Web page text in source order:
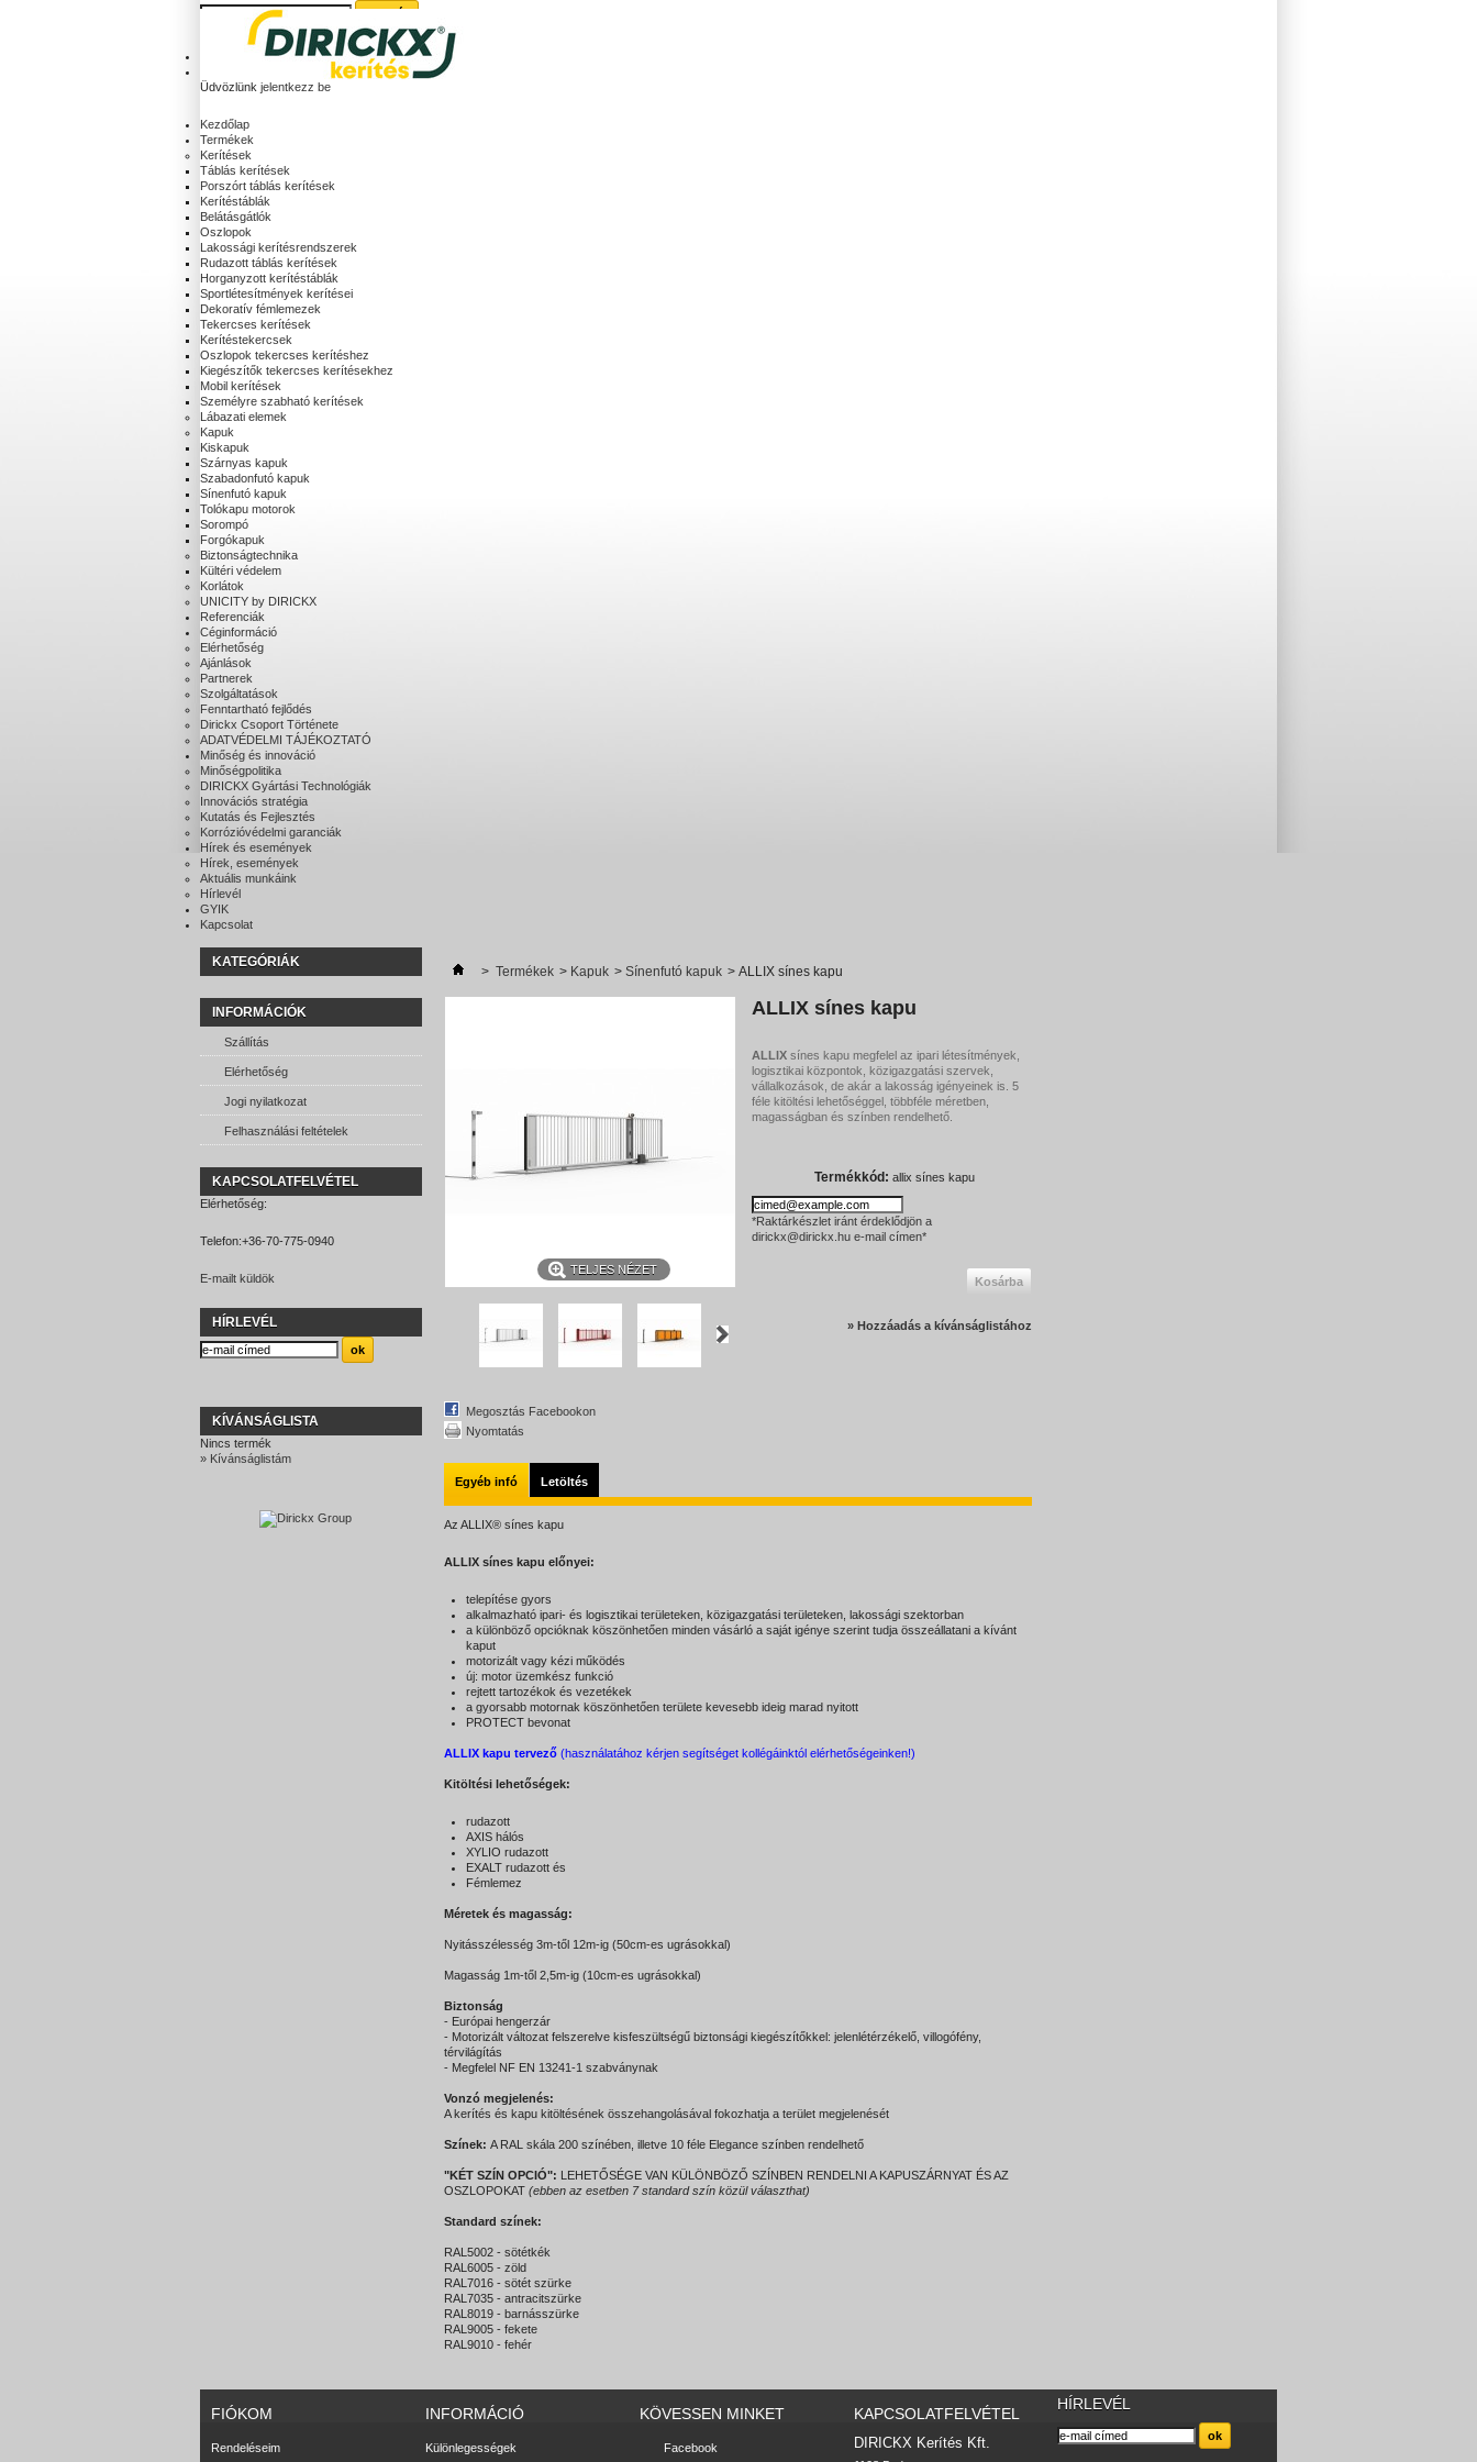
(üres)
Üdvözlünk jelentkezz be
Kezdőlap
Termékek
Kerítések
Táblás kerítések
Porszórt táblás kerítések
Kerítéstáblák
Belátásgátlók
Oszlopok
Lakossági kerítésrendszerek
Rudazott táblás kerítések
Horganyzott kerítéstáblák
Sportlétesítmények kerítései
Dekoratív fémlemezek
Tekercses kerítések
Kerítéstekercsek
Oszlopok tekercses kerítéshez
Kiegészítők tekercses kerítésekhez
Mobil kerítések
Személyre szabható kerítések
Lábazati elemek
Kapuk
Kiskapuk
Szárnyas kapuk
Szabadonfutó kapuk
Sínenfutó kapuk
Tolókapu motorok
Sorompó
Forgókapuk
Biztonságtechnika
Kültéri védelem
Korlátok
UNICITY by DIRICKX
Referenciák
Céginformáció
Elérhetőség
Ajánlások
Partnerek
Szolgáltatások
Fenntartható fejlődés
Dirickx Csoport Története
ADATVÉDELMI TÁJÉKOZTATÓ
Minőség és innováció
Minőségpolitika
DIRICKX Gyártási Technológiák
Innovációs stratégia
Kutatás és Fejlesztés
Korrózióvédelmi garanciák
Hírek és események
Hírek, események
Aktuális munkáink
Hírlevél
GYIK
Kapcsolat
KATEGÓRIÁK
INFORMÁCIÓK
Szállítás
Elérhetőség
Jogi nyilatkozat
Felhasználási feltételek
KAPCSOLATFELVÉTEL
Elérhetőség:
Telefon:+36-70-775-0940
E-mailt küldök
HÍRLEVÉL
KÍVÁNSÁGLISTA
Nincs termék
» Kívánságlistám
> Termékek > Kapuk > Sínenfutó kapuk > ALLIX sínes kapu
TELJES NÉZET
Megosztás Facebookon
Nyomtatás
ALLIX sínes kapu
ALLIX sínes kapu megfelel az ipari létesítmények,
logisztikai központok, közigazgatási szervek,
vállalkozások, de akár a lakosság igényeinek is. 5
féle kitöltési lehetőséggel, többféle méretben,
magasságban és színben rendelhető.
Termékkód: allix sínes kapu
*Raktárkészlet iránt érdeklődjön a
dirickx@dirickx.hu e-mail címen*
Kosárba
» Hozzáadás a kívánságlistához
Egyéb infó Letöltés
Az ALLIX® sínes kapu
ALLIX sínes kapu előnyei:
telepítése gyors
alkalmazható ipari- és logisztikai területeken, közigazgatási területeken, lakossági szektorban
a különböző opcióknak köszönhetően minden vásárló a saját igénye szerint tudja összeállatani a kívánt
kaput
motorizált vagy kézi működés
új: motor üzemkész funkció
rejtett tartozékok és vezetékek
a gyorsabb motornak köszönhetően területe kevesebb ideig marad nyitott
PROTECT bevonat
ALLIX kapu tervező (használatához kérjen segítséget kollégáinktól elérhetőségeinken!)
Kitöltési lehetőségek:
rudazott
AXIS hálós
XYLIO rudazott
EXALT rudazott és
Fémlemez
Méretek és magasság:
Nyitásszélesség 3m-től 12m-ig (50cm-es ugrásokkal)
Magasság 1m-től 2,5m-ig (10cm-es ugrásokkal)
Biztonság
- Európai hengerzár
- Motorizált változat felszerelve kisfeszültségű biztonsági kiegészítőkkel: jelenlétérzékelő, villogófény,
térvilágítás
- Megfelel NF EN 13241-1 szabványnak
Vonzó megjelenés:
A kerítés és kapu kitöltésének összehangolásával fokozhatja a terület megjelenését
Színek: A RAL skála 200 színében, illetve 10 féle Elegance színben rendelhető
"KÉT SZÍN OPCIÓ": LEHETŐSÉGE VAN KÜLÖNBÖZŐ SZÍNBEN RENDELNI A KAPUSZÁRNYAT ÉS AZ
OSZLOPOKAT (ebben az esetben 7 standard szín közül választhat)
Standard színek:
RAL5002 - sötétkék
RAL6005 - zöld
RAL7016 - sötét szürke
RAL7035 - antracitszürke
RAL8019 - barnásszürke
RAL9005 - fekete
RAL9010 - fehér
FIÓKOM
Rendeléseim
INFORMÁCIÓ
Különlegességek
KÖVESSEN MINKET
Facebook
KAPCSOLATFELVÉTEL
DIRICKX Kerítés Kft.
HÍRLEVÉL